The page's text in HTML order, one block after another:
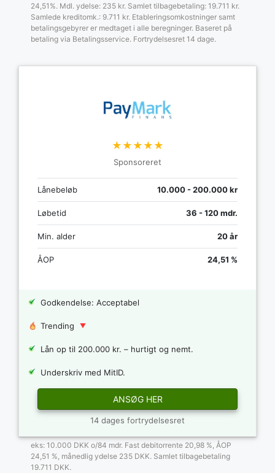
24,51%. Mdl. ydelse: 235 kr. Samlet tilbagebetaling: 19.711 kr.
Samlede kreditomk.: 9.711 kr. Etableringsomkostninger samt
betalingsgebyrer er medtaget i alle beregninger. Baseret på
betaling via Betalingsservice. Fortrydelsesret 14 dage.
★★★★★
Sponsoreret
Lånebeløb 10.000 - 200.000 kr
Løbetid 36 - 120 mdr.
Min. alder 20 år
ÅOP 24,51 %
Godkendelse: Acceptabel
Trending
Lån op til 200.000 kr. – hurtigt og nemt.
Underskriv med MitID.
ANSØG HER
14 dages fortrydelsesret
eks: 10.000 DKK o/84 mdr. Fast debitorrente 20,98 %, ÅOP
24,51 %, månedlig ydelse 235 DKK. Samlet tilbagebetaling
19.711 DKK.